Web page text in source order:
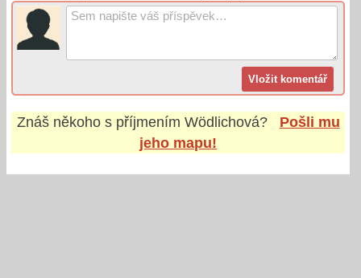
Znáš někoho s příjmením Wödlichová?
Pošli mu
jeho mapu!